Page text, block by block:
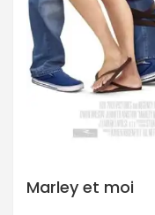
Marley et moi